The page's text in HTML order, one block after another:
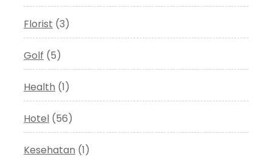
Florist (3)
Golf (5)
Health (1)
Hotel (56)
Kesehatan (1)